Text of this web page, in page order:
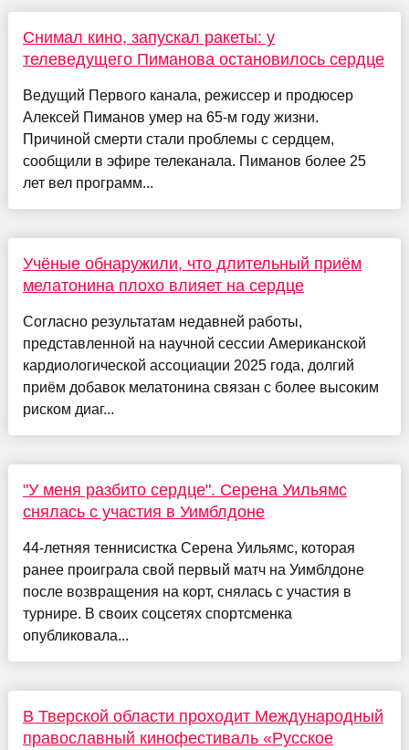
Снимал кино, запускал ракеты: у
телеведущего Пиманова остановилось сердце
Ведущий Первого канала, режиссер и продюсер
Алексей Пиманов умер на 65-м году жизни.
Причиной смерти стали проблемы с сердцем,
сообщили в эфире телеканала. Пиманов более 25
лет вел программ...
Учёные обнаружили, что длительный приём
мелатонина плохо влияет на сердце
Согласно результатам недавней работы,
представленной на научной сессии Американской
кардиологической ассоциации 2025 года, долгий
приём добавок мелатонина связан с более высоким
риском диаг...
"У меня разбито сердце". Серена Уильямс
снялась с участия в Уимблдоне
44-летняя теннисистка Серена Уильямс, которая
ранее проиграла свой первый матч на Уимблдоне
после возвращения на корт, снялась с участия в
турнире. В своих соцсетях спортсменка
опубликовала...
В Тверской области проходит Международный
православный кинофестиваль «Русское